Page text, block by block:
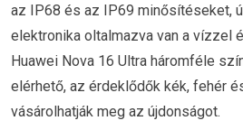
az IP68 és az IP69 minősítéseket,
elektronika oltalmazva van a vízzel
Huawei Nova 16 Ultra háromféle
elérhető, az érdeklődők kék, fehér
vásárolhatják meg az újdonságot.